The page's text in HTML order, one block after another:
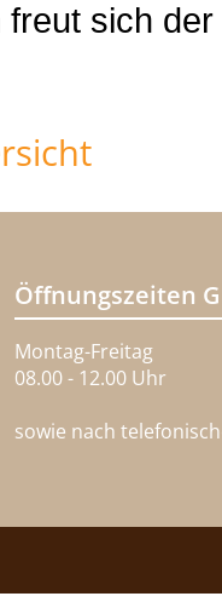
sich
Öffnungszeiten
Montag-Freitag
08.00 - 12.00 Uhr
sowie nach